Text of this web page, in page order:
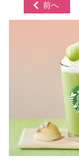
前へ